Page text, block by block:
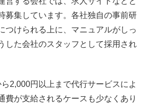
募集しています。各社独自の事前研
つけられる上に、マニュアルがしっ
した会社のスタッフとして採用され
2,000円以上まで代行サービスによ
費が支給されるケースも少なくあり